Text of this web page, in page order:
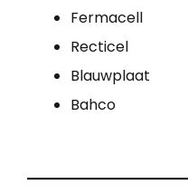
Fermacell
Recticel
Blauwplaat
Bahco